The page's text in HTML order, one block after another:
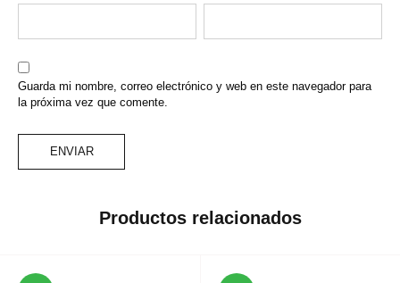
Guarda mi nombre, correo electrónico y web en este navegador para
la próxima vez que comente.
Productos relacionados